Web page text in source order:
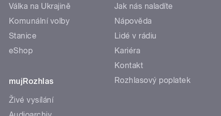
Válka na Ukrajině
Komunální volby
Stanice
eShop
mujRozhlas
Živé vysílání
Jak nás naladíte
Nápověda
Lidé v rádiu
Kariéra
Kontakt
Rozhlasový poplatek